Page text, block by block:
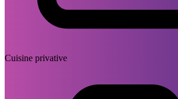
Cuisine privative